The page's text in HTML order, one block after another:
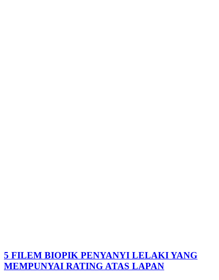
5 FILEM BIOPIK PENYANYI LELAKI YANG
MEMPUNYAI RATING ATAS LAPAN